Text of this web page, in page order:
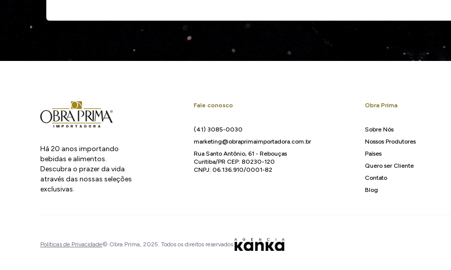
Há 20 anos importando
bebidas e alimentos.
Descubra o prazer da vida
através das nossas seleções
exclusivas.
Fale conosco
(41) 3085-0030
marketing@obraprimaimportadora.com.br
Rua Santo Antônio, 61 - Rebouças
Curitiba/PR CEP: 80230-120
CNPJ: 06.136.910/0001-82
Obra Prima
Sobre Nós
Nossos Produtores
Países
Quero ser Cliente
Contato
Blog
Políticas de Privacidade© Obra Prima, 2025. Todos os direitos reservados.